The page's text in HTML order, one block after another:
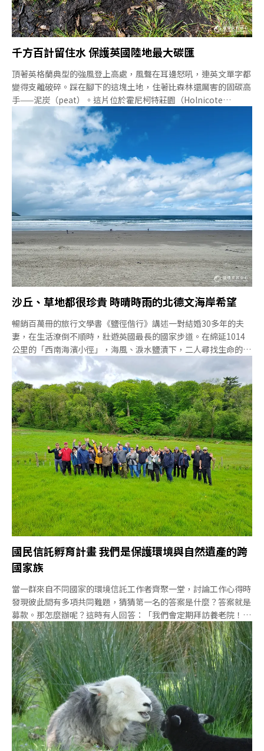
千方百計留住水 保護英國陸地最大碳匯
頂著英格蘭典型的強風登上高處，風聲在耳邊怒吼，連英文單字都
變得支離破碎。踩在腳下的這塊土地，住著比森林還厲害的固碳高
手——泥炭（peat）。這片位於霍尼柯特莊園（Holnicote
Estate）西南方的高地，也是當地重要的集水區，河流大多發源自
此。「泥炭是英國最大的陸地碳匯，比所有林地加起來還要多。」
INTO國際國民信託的區域巡守員斯托（Basil Stow）說。泥炭每
年只會形成約1公釐的厚度，這裡的泥炭層至少有2公尺厚，推估已
有數千年的歷史。千方百計留住水 保護英國陸地最大碳匯泥炭需
要長年保持濕潤的狀態，如果乾涸，反而會釋放大量的碳。斯托表
示，18世紀至19世紀期間，放牧需求增加，人們開挖溝渠將水排
乾，這裡失去了大面積的沼澤地。當時，人們並不知道這樣的作法
會讓泥炭所儲存的碳大量釋放出來。現在的目標則是讓這片土地變
回原本潮濕的沼澤，恢復健康的泥炭地。橫亙在河道上的水壩，形
成一階階的小水池
沙丘、草地都很珍貴 時晴時雨的北德文海岸希望
暢銷百萬冊的旅行文學書《鹽徑偕行》講述一對結婚30多年的夫
妻，在生活潦倒不順時，壯遊英國最長的國家步道。在綿延1014
公里的「西南海濱小徑」，海風、淚水鹽漬下，二人尋找生命的解
答，重拾愛與希望。5月底，我也有幸拜訪書中人物走過的海岸
—— 位在英國北德文郡（North Devon）的伍拉科姆
（Woolacome）海灘。春天到英國來看海 淺嘗自然風味拜訪伍拉
科姆的那天是典型的英國天氣：時晴時雨、忽冷忽熱。北德文不是
大都市，暑假是這裡的旺季，八月時會湧入1萬5000到2萬人，海
灘和停車場充斥著遊客，滿到無法移動。但冬天也非寂若無人，不
少當地人會開車來淺嘗自然風味。「許多人在冬天會開車到這裡，
停在停車格裡享受大海景色。這是他們親近自然的方法，不用下車
很好，下車買杯咖啡也很好。」朱爾斯（Rob Joules）展示了那
一排號稱600個車位，看不見盡頭的停車場。英國國民信託北德文
團隊總經理朱爾斯是一位
國民信託孵育計畫 我們是保護環境與自然遺產的跨
國家族
當一群來自不同國家的環境信託工作者齊聚一堂，討論工作心得時
發現彼此間有多項共同難題，猜猜第一名的答案是什麼？答案就是
募款。那怎麼辦呢？這時有人回答：「我們會定期拜訪養老院！」
眾人會心一笑。的確，英國國民信託也是從受贈大量遺產起家，而
拜訪養老院，也是提供民眾多一個選擇，一個能將資源傳承並保護
下去的選擇 。環境信託熱血來自四面八方今（2024）年5月，來自
不同國家的12位環境信託工作者，齊聚英國斯溫頓的國民信託
（National Trust）海利斯（Heelis）總部，5天的孵育計畫就從
這裡出發。「海利斯」與深受大小朋友喜愛的彼得兔有個淵源。彼
得兔出自童書作家和插畫家波特（Helen Beatrix Potter）之手，
波特小姐婚後的姓就叫海利斯。波特晚年生活單純，致力於湖區
（Lake District）的自然保育，是英國國民信託最重要的捐助者之
一。目前，「國民信託」是英國第一大土地持有者，照